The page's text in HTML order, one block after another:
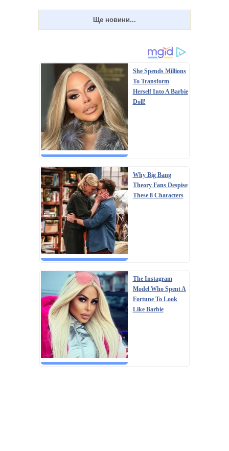
Трійця – 50-й день після Великодня (Воскресіння
Христове). Традиційно меню на Паску жирне, у ньому
She Spends Millions
To Transform
Herself Into A Barbie
Doll!
Why Big Bang
Theory Fans Despise
These 8 Characters
The Instagram
Model Who Spent A
Fortune To Look
Like Barbie